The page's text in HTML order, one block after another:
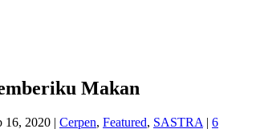
Makan
16, 2020 | Cerpen, Featured, SASTRA | 6